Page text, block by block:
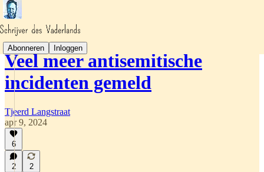
Abonneren Inloggen
Veel meer antisemitische
incidenten gemeld
Tjeerd Langstraat
apr 9, 2024
6
2 2